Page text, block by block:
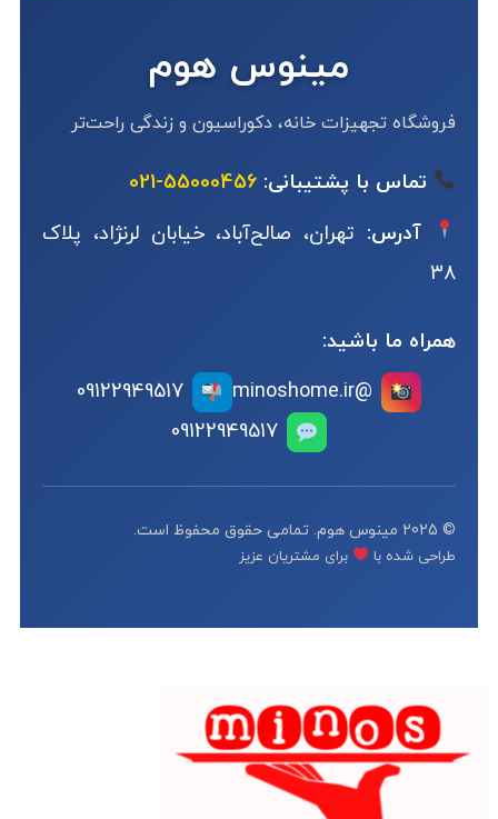
مینوس هوم
فروشگاه تجهیزات خانه، دکوراسیون و زندگی راحت‌تر
تماس با پشتیبانی: 55000456-021
آدرس: تهران، صالح‌آباد، خیابان لرنژاد، پلاک
38
همراه ما باشید:
@minoshome.ir
09122949517
09122949517
© 2025 مینوس هوم. تمامی حقوق محفوظ است.
طراحی شده با برای مشتریان عزیز